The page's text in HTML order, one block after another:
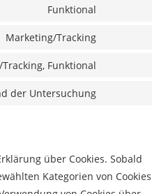
Funktional
Marketing/Tracking
Funktional
der Untersuchung
über Cookies. Sobald
Kategorien von Cookies